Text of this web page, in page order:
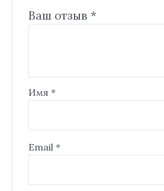
Ваш отзыв *
Имя *
Email *